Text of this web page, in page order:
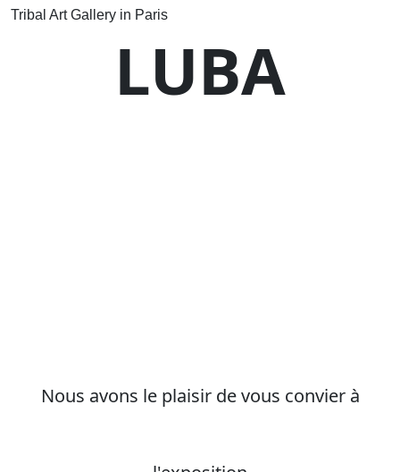
Tribal Art Gallery in Paris
LUBA
Nous avons le plaisir de vous convier à